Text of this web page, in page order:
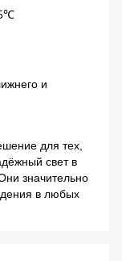
и
для тех,
свет в
значительно
в любых